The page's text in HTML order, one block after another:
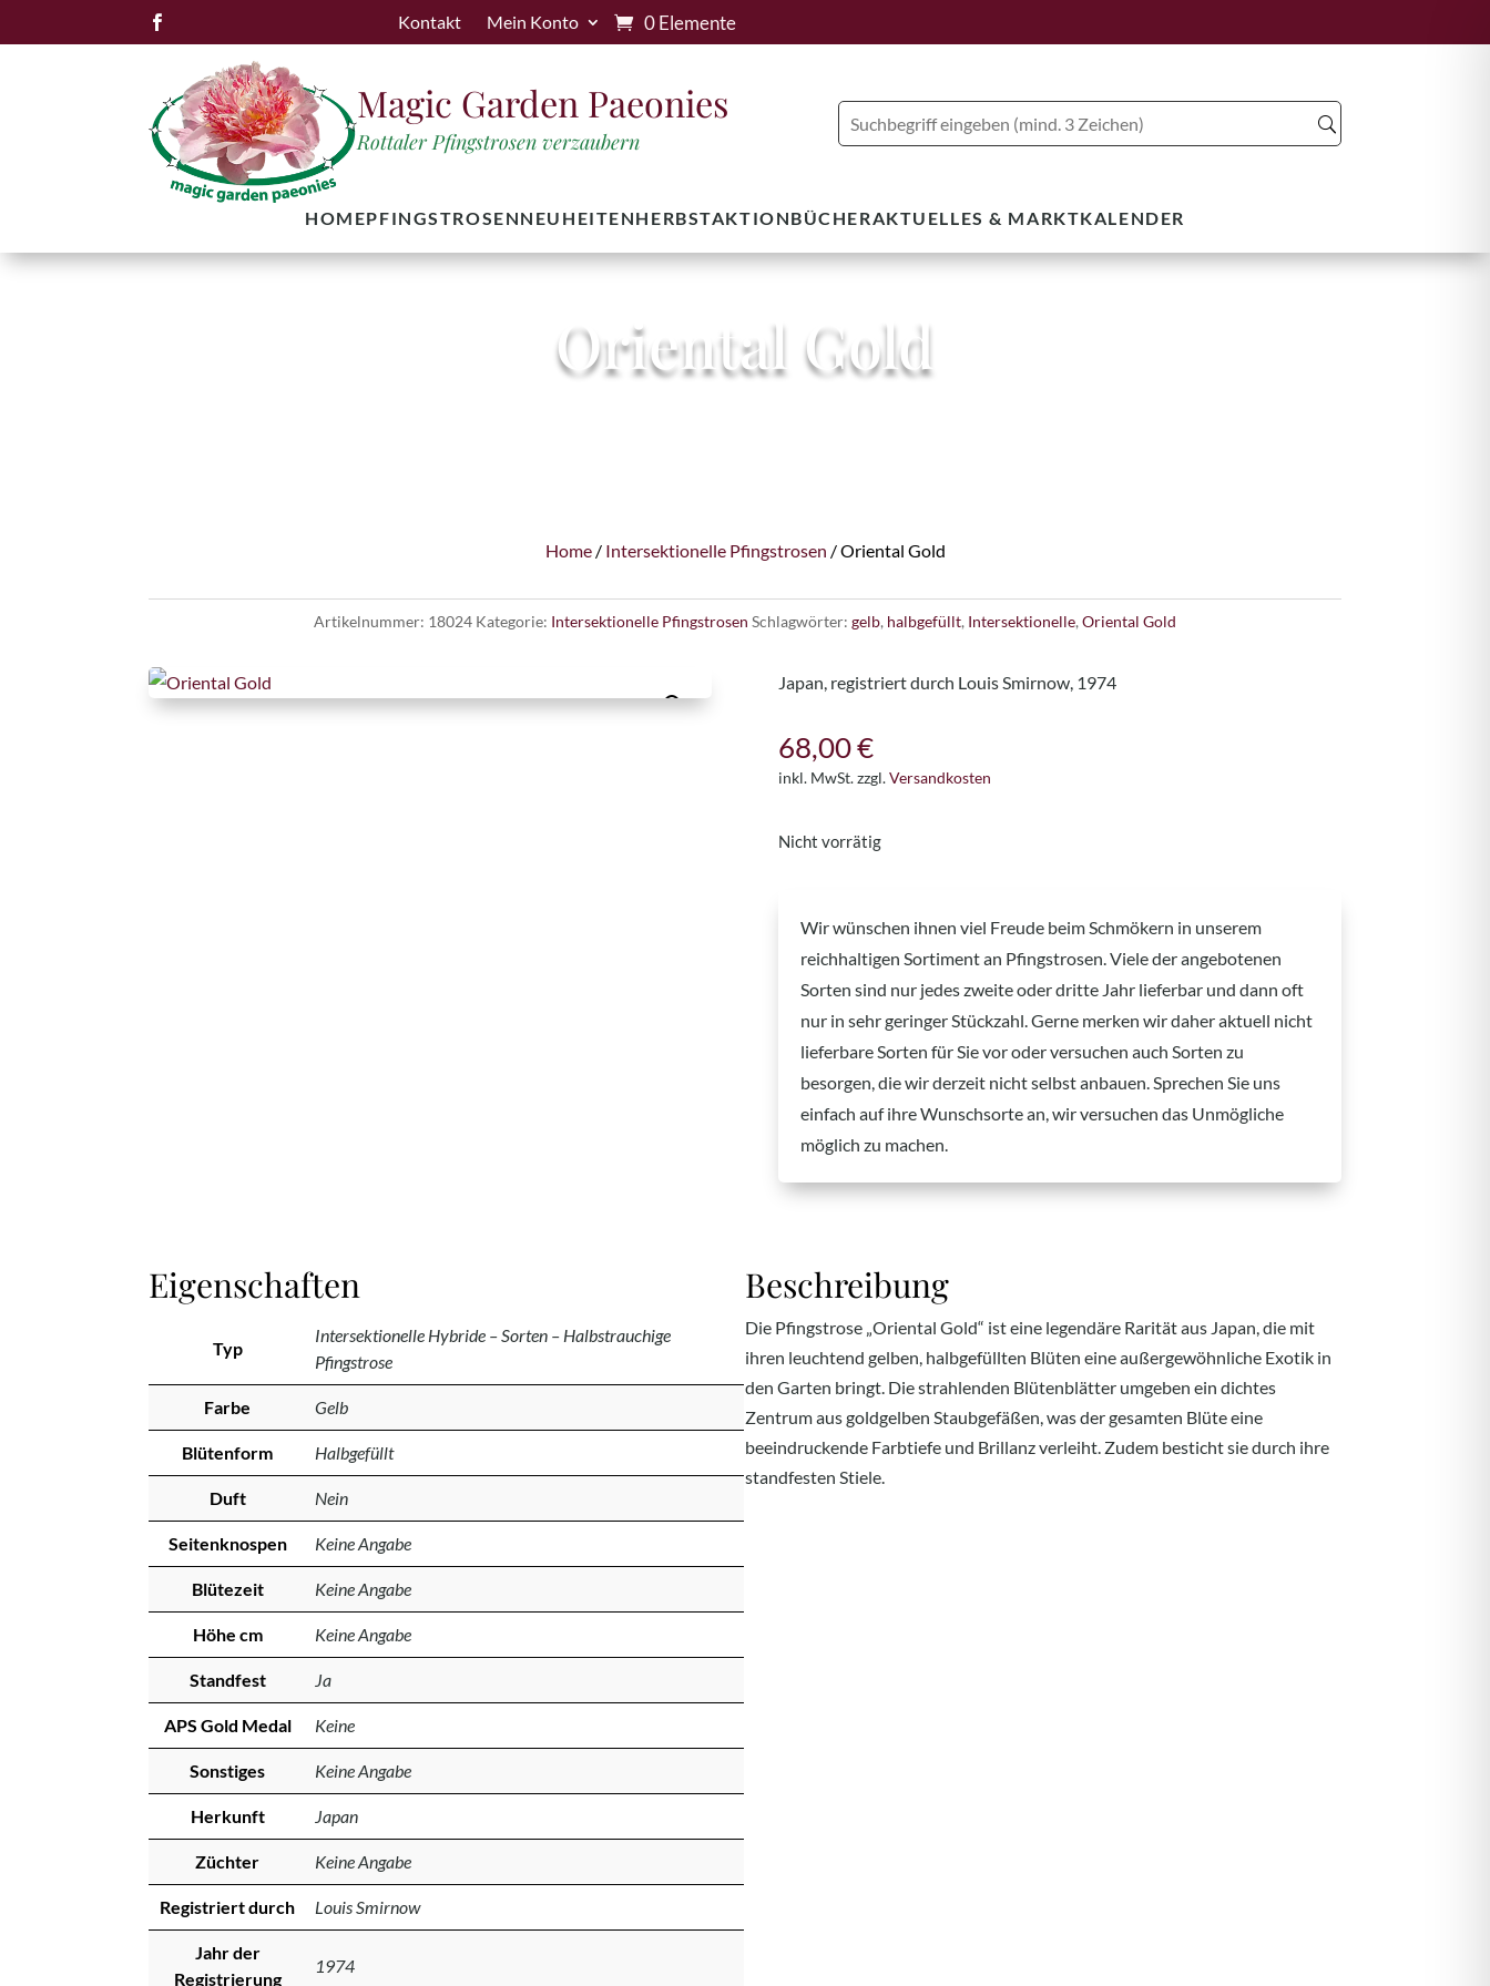
 Kontakt Mein Konto 0 Elemente
Magic Garden Paeonies
Rottaler Pfingstrosen verzaubern
HOMEPFINGSTROSENNEUHEITENHERBSTAKTIONBÜCHERAKTUELLES & MARKTKALENDER
Oriental Gold
Home/ Intersektionelle Pfingstrosen / Oriental Gold
Artikelnummer: 18024 Kategorie: Intersektionelle Pfingstrosen Schlagwörter: gelb, halbgefüllt, Intersektionelle, Oriental Gold
Japan, registriert durch Louis Smirnow, 1974
68,00€
inkl. MwSt. zzgl.Versandkosten
Nicht vorrätig
Wir wünschen ihnen viel Freude beim Schmökern in unserem
reichhaltigen Sortiment an Pfingstrosen. Viele der angebotenen
Sorten sind nur jedes zweite oder dritte Jahr lieferbar und dann oft
nur in sehr geringer Stückzahl. Gerne merken wir daher aktuell nicht
lieferbare Sorten für Sie vor oder versuchen auch Sorten zu
besorgen, die wir derzeit nicht selbst anbauen. Sprechen Sie uns
einfach auf ihre Wunschsorte an, wir versuchen das Unmögliche
möglich zu machen.
Eigenschaften
Typ
Intersektionelle Hybride – Sorten – Halbstrauchige
Pfingstrose
Farbe Gelb
Blütenform Halbgefüllt
Duft Nein
Seitenknospen Keine Angabe
Blütezeit Keine Angabe
Höhe cm Keine Angabe
Standfest Ja
APS Gold Medal Keine
Sonstiges Keine Angabe
Herkunft Japan
Züchter Keine Angabe
Registriert durch Louis Smirnow
Jahr der
Registrierung
1974
Beschreibung
Die Pfingstrose „Oriental Gold“ ist eine legendäre Rarität aus Japan, die mit
ihren leuchtend gelben, halbgefüllten Blüten eine außergewöhnliche Exotik in
den Garten bringt. Die strahlenden Blütenblätter umgeben ein dichtes
Zentrum aus goldgelben Staubgefäßen, was der gesamten Blüte eine
beeindruckende Farbtiefe und Brillanz verleiht. Zudem besticht sie durch ihre
standfesten Stiele.